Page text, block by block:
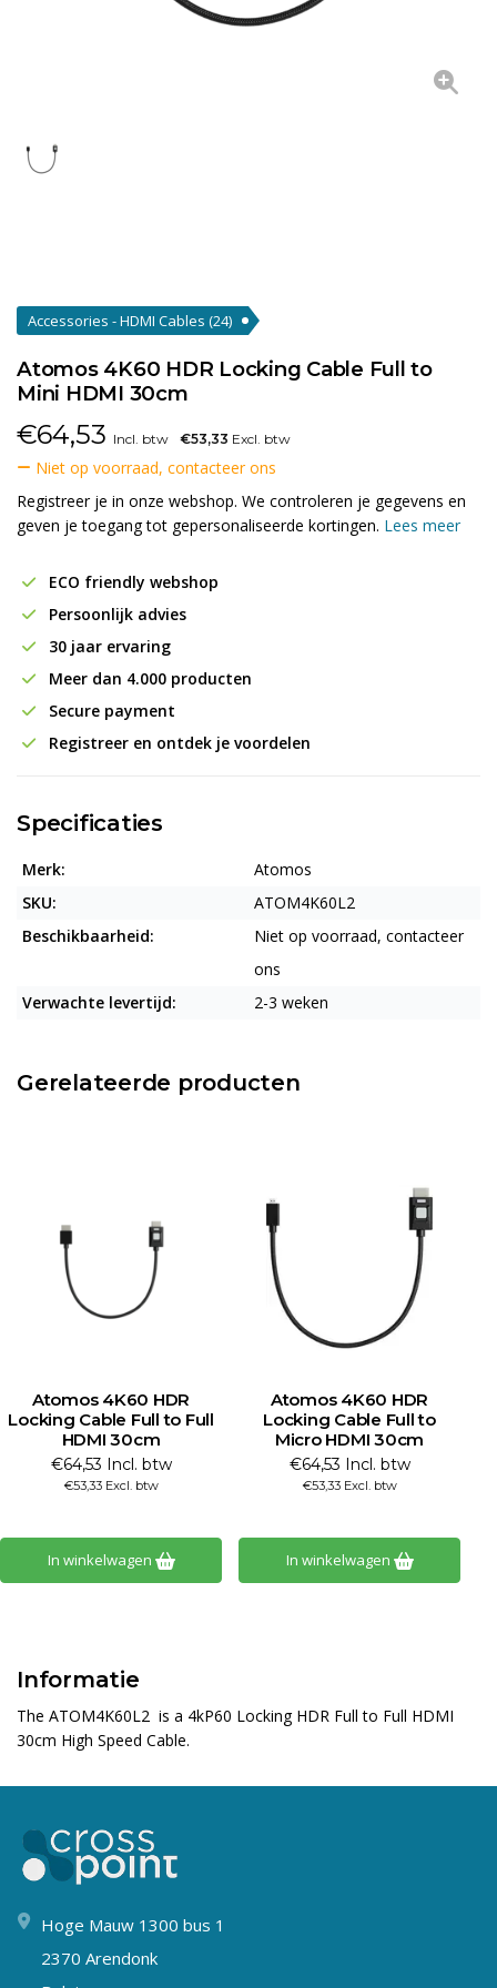
Accessories - HDMI Cables (24)
Atomos 4K60 HDR Locking Cable Full to
Mini HDMI 30cm
€64,53 Incl. btw €53,33 Excl. btw
Niet op voorraad, contacteer ons
Registreer je in onze webshop. We controleren je gegevens en
geven je toegang tot gepersonaliseerde kortingen. Lees meer
ECO friendly webshop
Persoonlijk advies
30 jaar ervaring
Meer dan 4.000 producten
Secure payment
Registreer en ontdek je voordelen
Specificaties
Merk:
Atomos
SKU:
ATOM4K60L2
Beschikbaarheid:
Niet op voorraad, contacteer
ons
Verwachte levertijd:
2-3 weken
Gerelateerde producten
Atomos 4K60 HDR
Locking Cable Full to Full
HDMI 30cm
€64,53 Incl. btw
€53,33 Excl. btw
In winkelwagen
Atomos 4K60 HDR
Locking Cable Full to
Micro HDMI 30cm
€64,53 Incl. btw
€53,33 Excl. btw
In winkelwagen
Informatie
The ATOM4K60L2 is a 4kP60 Locking HDR Full to Full HDMI
30cm High Speed Cable.
Hoge Mauw 1300 bus 1
2370 Arendonk